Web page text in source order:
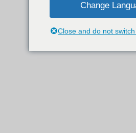
Change
Close and do not